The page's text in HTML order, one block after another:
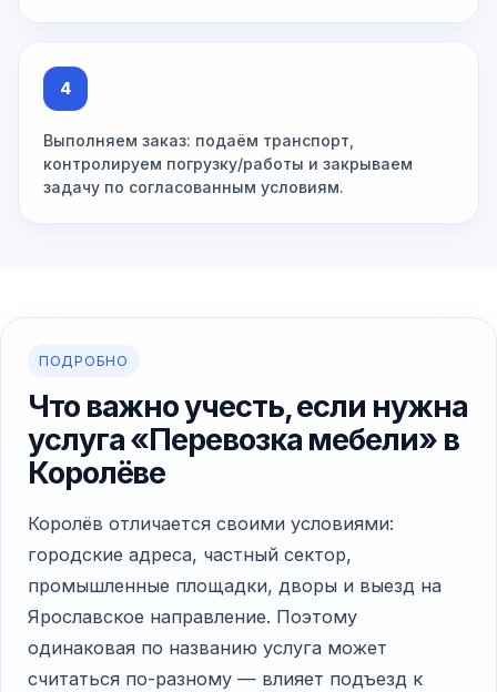
4
Выполняем заказ: подаём транспорт,
контролируем погрузку/работы и закрываем
задачу по согласованным условиям.
ПОДРОБНО
Что важно учесть, если нужна
услуга «Перевозка мебели» в
Королёве
Королёв отличается своими условиями:
городские адреса, частный сектор,
промышленные площадки, дворы и выезд на
Ярославское направление. Поэтому
одинаковая по названию услуга может
считаться по-разному — влияет подъезд к